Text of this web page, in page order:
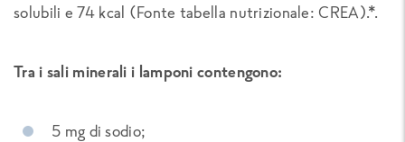
solubili e 74 kcal (Fonte tabella nutrizionale: CREA).*.
Tra i sali minerali i lamponi contengono:
5 mg di sodio;